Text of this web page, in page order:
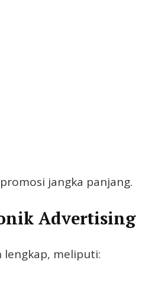
jangka panjang.
Advertising
lengkap, meliputi: